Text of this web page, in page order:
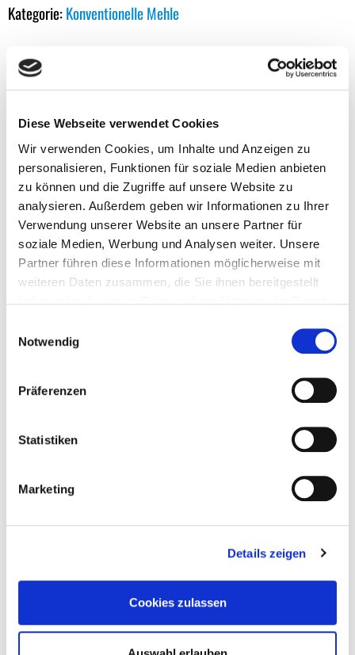
Diese Webseite verwendet Cookies
Wir verwenden Cookies, um Inhalte und Anzeigen zu
personalisieren, Funktionen für soziale Medien anbieten
zu können und die Zugriffe auf unsere Website zu
analysieren. Außerdem geben wir Informationen zu Ihrer
Verwendung unserer Website an unsere Partner für
soziale Medien, Werbung und Analysen weiter. Unsere
Partner führen diese Informationen möglicherweise mit
weiteren Daten zusammen, die Sie ihnen bereitgestellt
Cookies, wenn Sie unsere Webseite weiterhin nutzen.
Notwendig
Präferenzen
Statistiken
Marketing
Details zeigen
Cookies zulassen
Kategorie:Konventionelle Mehle
Beschreibung Zusätzliche Informationen
Beschreibung
Unser Dinkelmehl 1050 verfügt über einen hohen
Mineralstoffanteil und eignet sich besonders gut für dunkle
Brote oder als Alternative zum herkömmlichen Weizenmehl –
die Alternative für eine bewusste Ernährung. Probieren Sie’s
doch mal mit Ihren Lieblingsrezepten: ob Brot, Brötchen,
Kuchen oder sogar Torten – genießen Sie den vollen
Ähnliche Produkte